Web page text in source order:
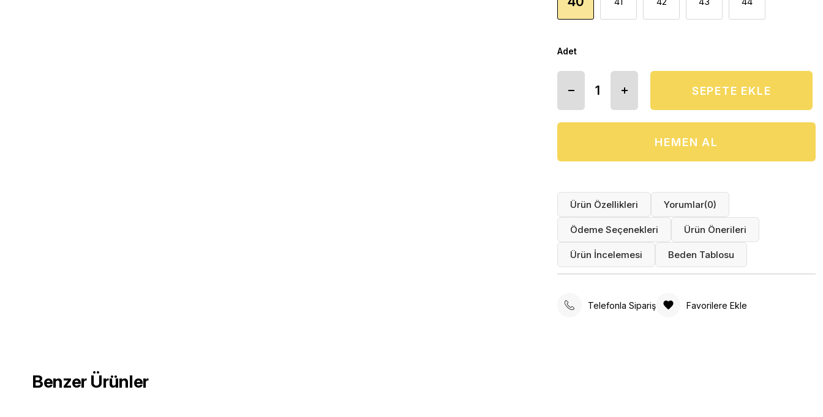
Adet
Ürün Özellikleri Yorumlar(0)
Ödeme Seçenekleri Ürün Önerileri
Ürün İncelemesi Beden Tablosu
Telefonla Sipariş Favorilere Ekle
Benzer Ürünler